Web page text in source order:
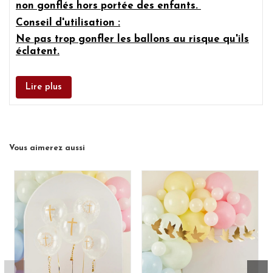
non gonflés hors portée des enfants.
Conseil d'utilisation :
Ne pas trop gonfler les ballons au risque qu'ils
éclatent.
Lire plus
Vous aimerez aussi